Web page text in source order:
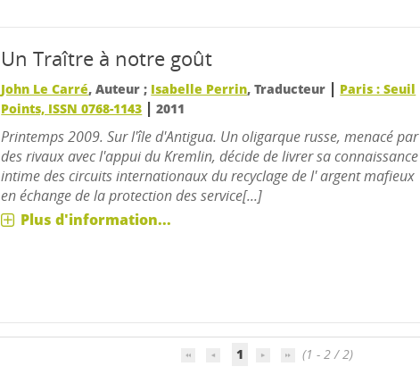
Un Traître à notre goût
John Le Carré, Auteur ; Isabelle Perrin, Traducteur | Paris : Seuil
Points, ISSN 0768-1143 |2011
Printemps 2009. Sur l'île d'Antigua. Un oligarque russe, menacé par
des rivaux avec l'appui du Kremlin, décide de livrer sa connaissance
intime des circuits internationaux du recyclage de l' argent mafieux
en échange de la protection des service[...]
Plus d'information...
1 (1 - 2 / 2)